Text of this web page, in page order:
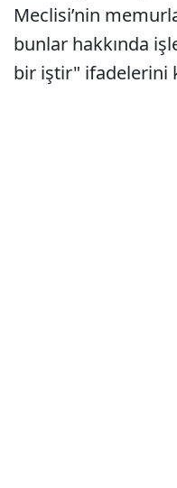
Meclisi’nin
bunlar hakkında
bir iştir" ifadelerini